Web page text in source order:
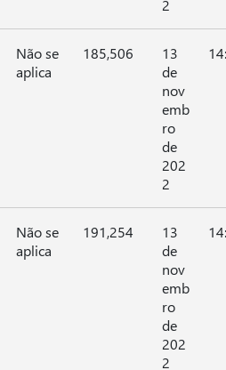
2
Não se
aplica
185,506
13
de
nov
emb
ro
de
202
2
Não se
aplica
191,254
13
de
nov
emb
ro
de
202
2